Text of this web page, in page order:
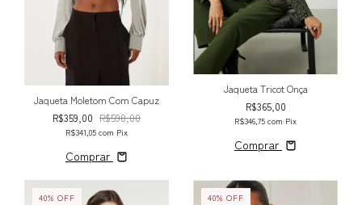
Jaqueta Moletom Com Capuz
R$359,00 R$598,00
R$341,05 com Pix
Comprar
Jaqueta Tricot Onça
R$365,00
R$346,75 com Pix
Comprar
40% OFF 40% OFF